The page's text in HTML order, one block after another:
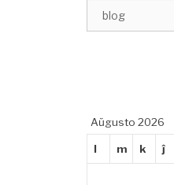
Aŭgusto 2026
l m k ĵ